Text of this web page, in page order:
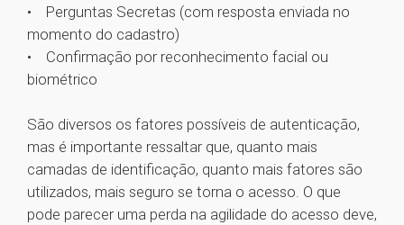
• Perguntas Secretas (com resposta enviada no
momento do cadastro)
• Confirmação por reconhecimento facial ou
biométrico
São diversos os fatores possíveis de autenticação,
mas é importante ressaltar que, quanto mais
camadas de identificação, quanto mais fatores são
utilizados, mais seguro se torna o acesso. O que
pode parecer uma perda na agilidade do acesso deve,